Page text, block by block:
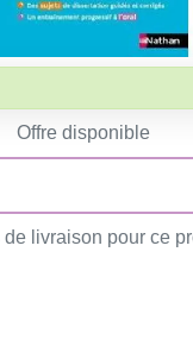
Offre disponible
de livraison pour ce